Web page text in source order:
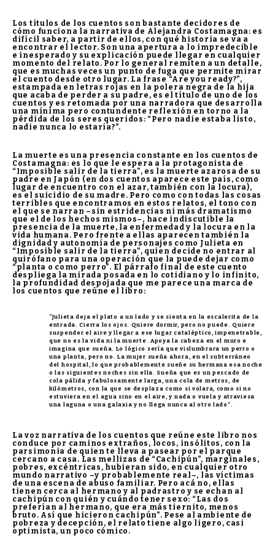
Los títulos de los cuentos son bastante decidores de
cómo funciona la narrativa de Alejandra Costamagna: es
difícil saber, a partir de ellos, con qué historia se va a
encontrar el lector. Son una apertura a lo impredecible
e inesperado y su explicación puede llegar en cualquier
momento del relato. Por lo general remiten a un detalle,
que es muchas veces un punto de fuga que permite mirar
el cuento desde otro lugar. La frase “Are you ready?”,
estampada en letras rojas en la polera negra de la hija
que acaba de perder a su padre, es el título de uno de los
cuentos y es retomada por una narradora que desarrolla
una mínima pero contundente reflexión en torno a la
pérdida de los seres queridos: “Pero nadie estaba listo,
nadie nunca lo estaría?”.
La muerte es una presencia constante en los cuentos de
Costamagna: es lo que le espera a la protagonista de
“Imposible salir de la tierra”, es la muerte azarosa de su
padre en Japón (en dos cuentos aparece este país, como
lugar de encuentro con el azar, también con la locura),
es el suicidio de su madre. Pero como con todas las cosas
terribles que encontramos en estos relatos, el tono con
el que se narran –sin estridencias ni más dramatismo
que el de los hechos mismos–, hace indiscutible la
presencia de la muerte, la enfermedad y la locura en la
vida humana. Pero frente a ellas aparecen también la
dignidad y autonomía de personajes como Julieta en
“Imposible salir de la tierra”, quien decide no entrar al
quirófano para una operación que la puede dejar como
“planta o como perro”. El párrafo final de este cuento
despliega la mirada posada en lo cotidiano y lo infinito,
la profundidad despojada que me parece una marca de
los cuentos que reúne el libro:
“Julieta deja el plato a un lado y se sienta en la escalerita de la
entrada. Cierra los ojos. Quiere dormir, pero no puede. Quiere
suspender el aire y llegar a ese lugar cataléptico, impenetrable,
que no es la vida ni la muerte. Apoya la cabeza en el muro e
imagina que sueña. Lo lógico sería que vislumbrara un perro o
una planta, pero no. La mujer sueña ahora, en el subterráneo
del hospital, lo que probablemente sueñe su hermana esa noche
o las siguientes noches sin ella. Sueña que es un pescado de
cola pálida y fabulosamente larga, una cola de metros, de
kilómetros, con la que se desplaza como si volara, como si no
estuviera en el agua sino en el aire, y nada o vuela y atraviesa
una laguna o una galaxia y no llega nunca al otro lado”.
La voz narrativa de los cuentos que reúne este libro nos
conduce por caminos extraños, locos, insólitos, con la
parsimonia de quien te lleva a pasear por el parque
cercano a casa. Las mellizas de “Cachipún”, marginales,
pobres, excéntricas, hubieran sido, en cualquier otro
mundo narrativo –y probablemente real–, las víctimas
de una escena de abuso familiar. Pero acá no, ellas
tienen cerca al hermano y al padrastro y se echan al
cachipún con quién y cuándo tener sexo: “Las dos
preferían al hermano, que era más tiernito, menos
bruto. Así que hicieron cachipún”. Pese al ambiente de
pobreza y decepción, el relato tiene algo ligero, casi
optimista, un poco cómico.